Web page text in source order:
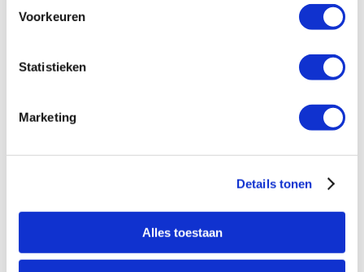
Voorkeuren
Statistieken
Marketing
Details tonen
Alles toestaan